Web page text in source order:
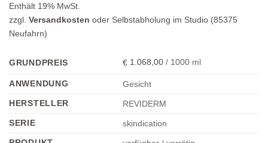
Enthält 19% MwSt.
zzgl. Versandkosten oder Selbstabholung im Studio (85375
Neufahrn)
GRUNDPREIS € 1.068,00 / 1000 ml
ANWENDUNG
Gesicht
HERSTELLER
REVIDERM
SERIE
skindication